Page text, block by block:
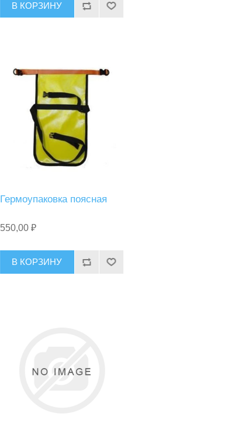
В КОРЗИНУ
Гермоупаковка поясная
550,00 ₽
В КОРЗИНУ